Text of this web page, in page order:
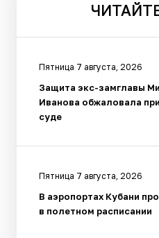
Пятница 7 августа, 2026
Защита экс-замглавы
Иванова обжаловала
суде
Пятница 7 августа, 2026
В аэропортах Кубани
в полетном расписании